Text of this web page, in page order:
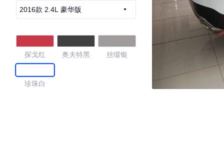
2016款 2.4L 豪华版
探戈红 奥夫特黑 丝缎银
珍珠白